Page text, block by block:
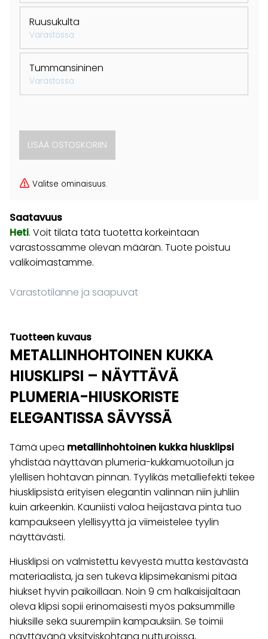
Ruusukulta
Varastossa
Tummansininen
Varastossa
Valitse ominaisuus.
Saatavuus
Heti. Voit tilata tätä tuotetta korkeintaan
varastossamme olevan määrän. Tuote poistuu
valikoimastamme.
Varastotilanne ja saapuvat
Tuotteen kuvaus
METALLINHOHTOINEN KUKKA
HIUSKLIPSI – NÄYTTÄVÄ
PLUMERIA-HIUSKORISTE
ELEGANTISSA SÄVYSSÄ
Tämä upea metallinhohtoinen kukka hiusklipsi
yhdistää näyttävän plumeria-kukkamuotoilun ja
ylellisen hohtavan pinnan. Tyylikäs metalliefekti tekee
hiusklipsistä erityisen elegantin valinnan niin juhliin
kuin arkeenkin. Kauniisti valoa heijastava pinta tuo
kampaukseen ylellisyyttä ja viimeistelee tyylin
näyttävästi.
Hiusklipsi on valmistettu kevyestä mutta kestävästä
materiaalista, ja sen tukeva klipsimekanismi pitää
hiukset hyvin paikoillaan. Noin 9 cm halkaisijaltaan
oleva klipsi sopii erinomaisesti myös paksummille
hiuksille sekä suurempiin kampauksiin. Se toimii